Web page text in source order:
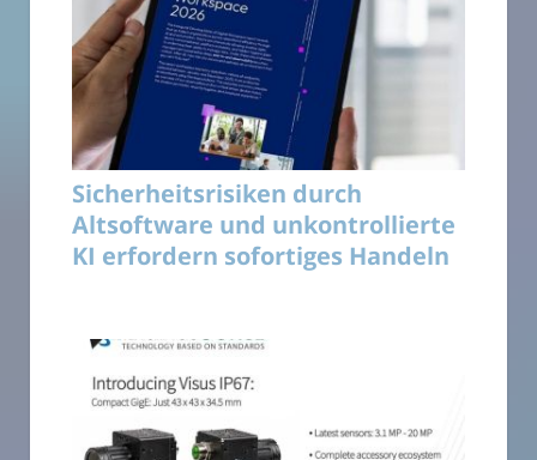
Sicherheitsrisiken durch
Altsoftware und unkontrollierte
KI erfordern sofortiges Handeln